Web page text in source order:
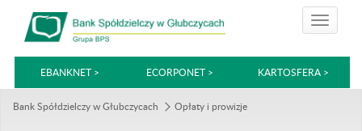
KARTOSFERA >
ECORPONET >
EBANKNET >
Bank Spółdzielczy w Głubczycach Opłaty i prowizje